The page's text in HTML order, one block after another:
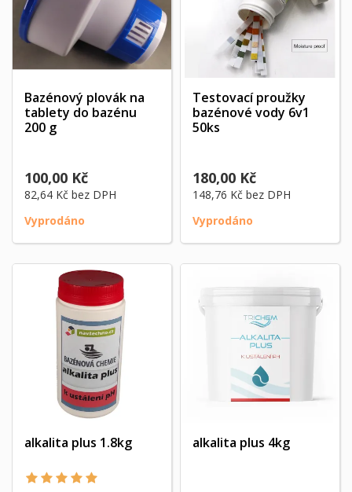
Bazénový plovák na
tablety do bazénu
200 g
100,00 Kč
82,64 Kč bez DPH
Vyprodáno
Testovací proužky
bazénové vody 6v1
50ks
180,00 Kč
148,76 Kč bez DPH
Vyprodáno
alkalita plus 1.8kg alkalita plus 4kg